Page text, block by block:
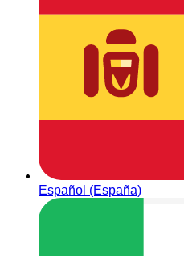
Español (España)